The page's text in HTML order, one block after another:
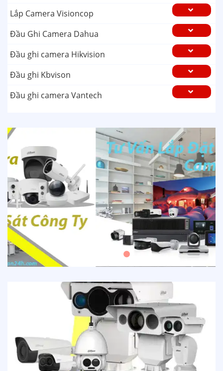
Lắp Camera Visioncop
Đầu Ghi Camera Dahua
Đầu ghi camera Hikvision
Đầu ghi Kbvison
Đầu ghi camera Vantech